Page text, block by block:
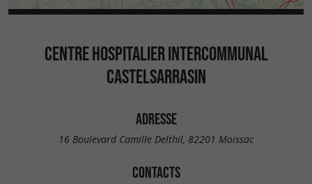
CENTRE HOSPITALIER INTERCOMMUNAL
CASTELSARRASIN
ADRESSE
16 Boulevard Camille Delthil, 82201 Moissac
CONTACTS